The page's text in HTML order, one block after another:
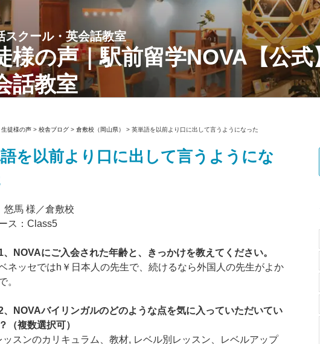
スクール・英会話教室
様の声｜駅前留学NOVA【公
話教室
生徒様の声 > 校舎ブログ > 倉敷校（岡山県） > 英単語を以前より口に出して言うようになった
を以前より口に出して言うようにな
馬 様／倉敷校
ス：Class5
、NOVAにご入会された年齢と、きっかけを教えてください。
ネッセではh￥日本人の先生で、続けるなら外国人の先生がよか
。
、NOVAバイリンガルのどのような点を気に入っていただいてい
（複数選択可）
ッスンのカリキュラム、教材, レベル別レッスン、レベルアップ